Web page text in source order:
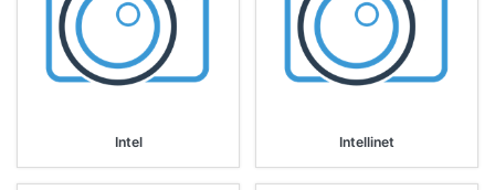
Intel Intellinet